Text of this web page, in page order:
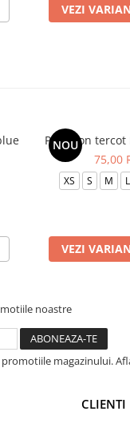
VEZI
NOU
Pantalon tercot
75,00
XS S M L
VEZI
noastre
magazinului.
CLIENTI